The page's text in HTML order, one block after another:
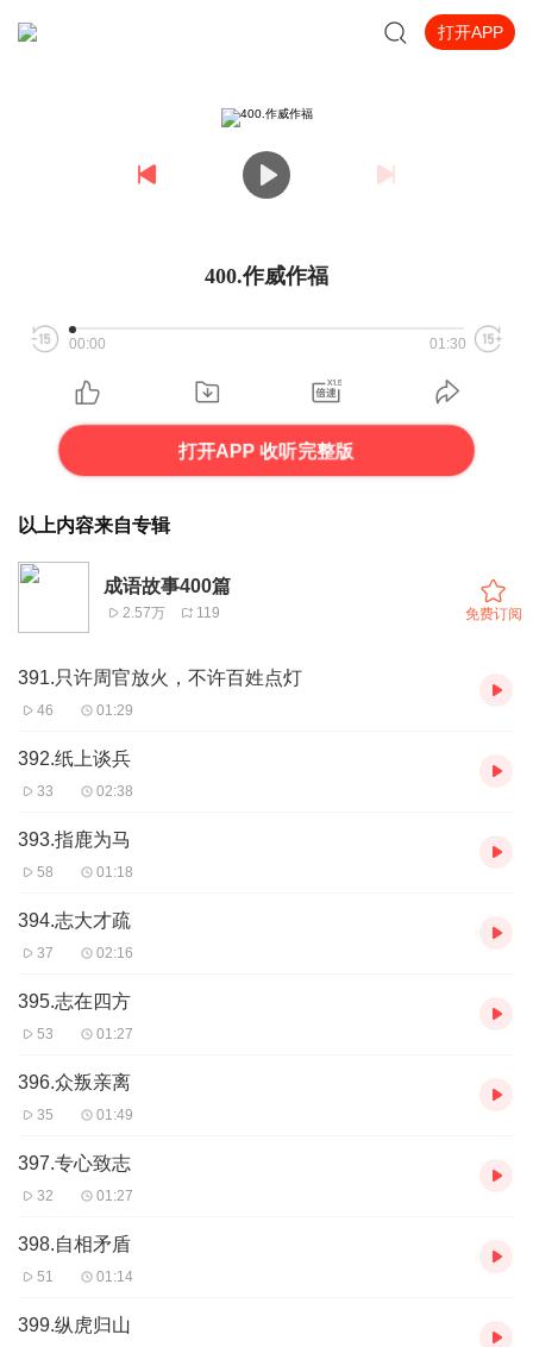
打开APP
400.作威作福
00:00 01:30
打开APP 收听完整版
以上内容来自专辑
成语故事400篇
2.57万 119 免费订阅
391.只许周官放火，不许百姓点灯
46 01:29
392.纸上谈兵
33 02:38
393.指鹿为马
58 01:18
394.志大才疏
37 02:16
395.志在四方
53 01:27
396.众叛亲离
35 01:49
397.专心致志
32 01:27
398.自相矛盾
51 01:14
399.纵虎归山